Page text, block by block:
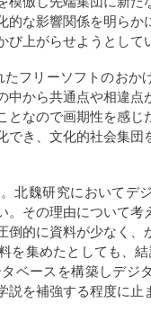
的な影響関係を明ら
び上がらせようとして
たフリーソフトのお
中から共通点や相違
となので画期性を感じ
でき、文化的社会集
北魏研究においてデ
。その理由について
倒的に資料が少なく、
を集めたとしても、
ベースを構築しデジ
説を補強する程度に